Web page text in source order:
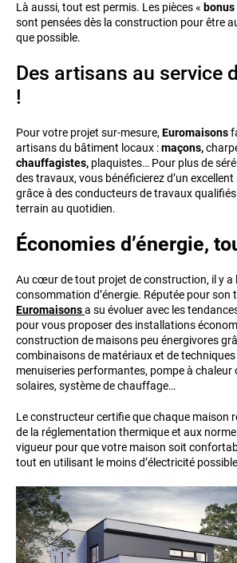
Là aussi, tout est permis. Les pièces « bonus
sont pensées dès la construction pour être
que possible.
Des artisans au service
!
Pour votre projet sur-mesure, Euromaisons
artisans du bâtiment locaux :maçons,
chauffagistes, plaquistes… Pour plus de
des travaux, vous bénéficierez d’un
grâce à des conducteurs de travaux
terrain au quotidien.
Économies d’énergie,
Au cœur de tout projet de construction, il y a
consommation d’énergie. Réputée pour son
Euromaisonsa su évoluer avec les
pour vous proposer des installations
construction de maisons peu énergivores
combinaisons de matériaux et de
menuiseries performantes, pompe à chaleur
solaires, système de chauffage…
Le constructeur certifie que chaque maison
de la réglementation thermique et aux
vigueur pour que votre maison soit
tout en utilisant le moins d’électricité